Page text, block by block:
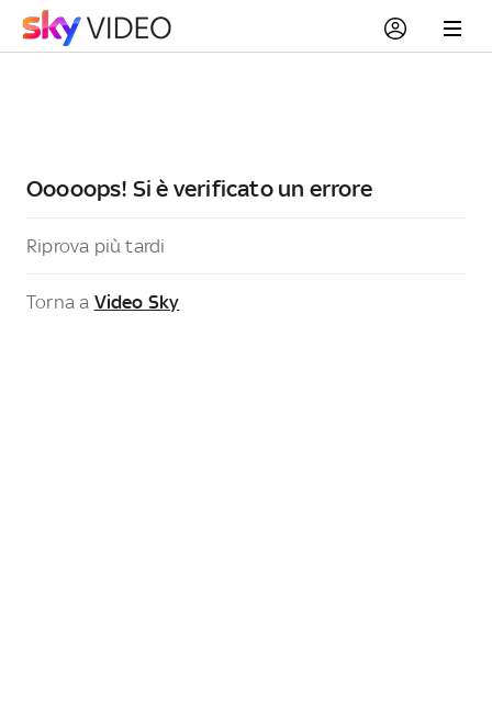
Ooooops! Si è verificato un errore
Riprova più tardi
Torna a Video Sky